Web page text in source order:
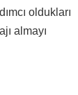
oldukları
almayı